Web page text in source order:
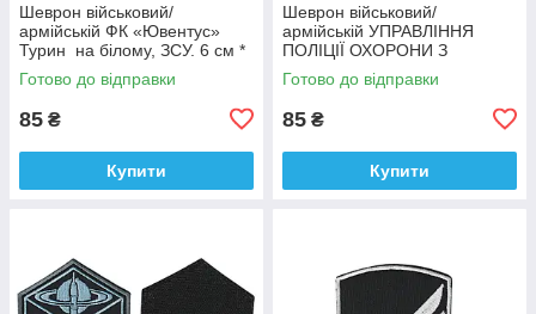
Шеврон військовий/
армійській ФК «Ювентус»
Турин на білому, ЗСУ. 6 см *
9,5 см
Готово до відправки
85 ₴
Купити
Шеврон військовий/
армійській УПРАВЛІННЯ
ПОЛІЦІЇ ОХОРОНИ З
ФІЗИЧНОЇ БЕЗПЕКИ ТИТАН
на чорному, ЗСУ. 8 см * 10
Готово до відправки
85 ₴
Купити